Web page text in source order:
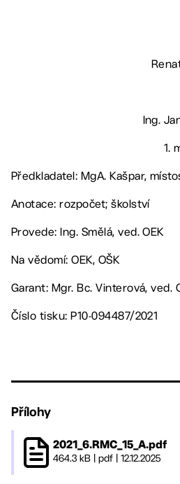
Ing.
1.
Předkladatel: MgA. Kašpar,
Anotace: rozpočet; školství
Provede: Ing. Smělá, ved. OEK
Na vědomí: OEK, OŠK
Garant: Mgr. Bc. Vinterová, ved.
Číslo tisku: P10-094487/2021
Přílohy
2021_6.RMC_15_A.pdf
464.3 kB pdf 12.12.2025